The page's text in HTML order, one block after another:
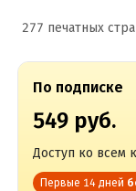
277 печатных
По подписке
549 руб.
Доступ ко всем
Первые 14 дней